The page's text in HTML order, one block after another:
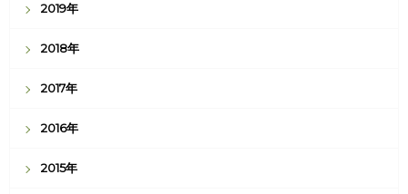
2019年
2018年
2017年
2016年
2015年